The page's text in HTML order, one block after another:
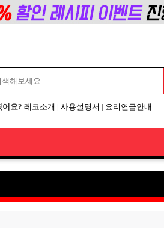
어요? 레코소개 | 사용설명서 | 요리연금안내